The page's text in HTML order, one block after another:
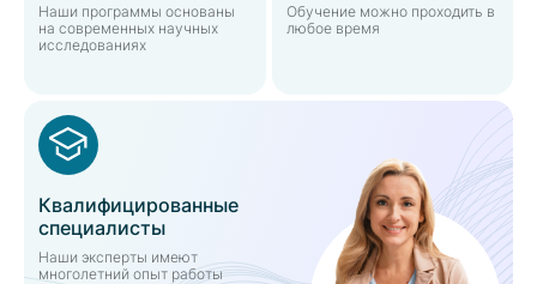
Наши программы основаны
на современных научных
исследованиях
Квалифицированные
специалисты
Наши эксперты имеют
многолетний опыт работы
Обучение можно проходить в
любое время